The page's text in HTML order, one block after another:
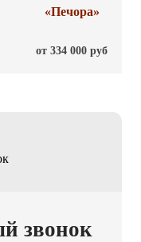
«Печора»
от 334 000 руб
звонок